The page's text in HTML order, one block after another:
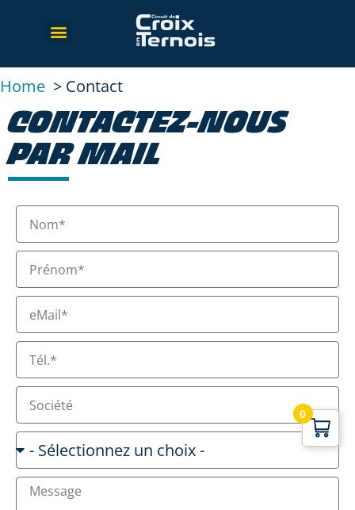
Home Contact
CONTACTEZ-NOUS
PAR MAIL
0